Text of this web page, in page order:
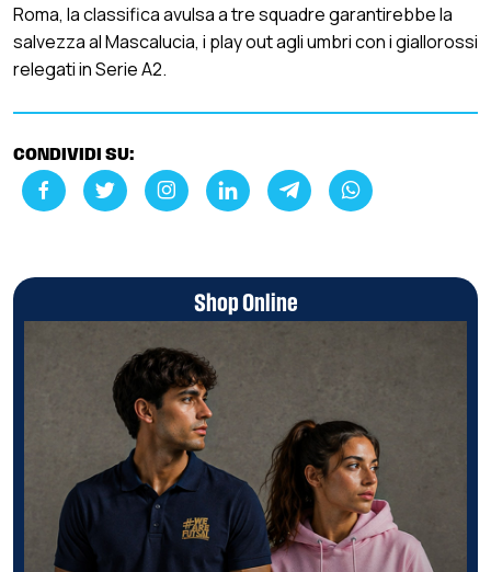
Roma, la classifica avulsa a tre squadre garantirebbe la
salvezza al Mascalucia, i play out agli umbri con i giallorossi
relegati in Serie A2.
CONDIVIDI SU:
Shop Online